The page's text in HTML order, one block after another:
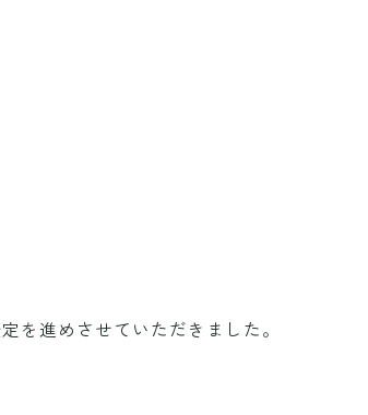
を進めさせていただきました。